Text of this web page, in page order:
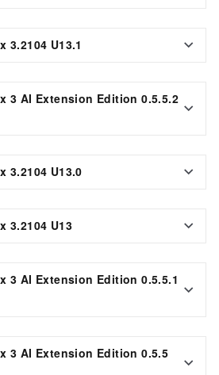
3.2104 U13.1
3 AI Extension Edition 0.5.5.2
3.2104 U13.0
3.2104 U13
3 AI Extension Edition 0.5.5.1
3 AI Extension Edition 0.5.5